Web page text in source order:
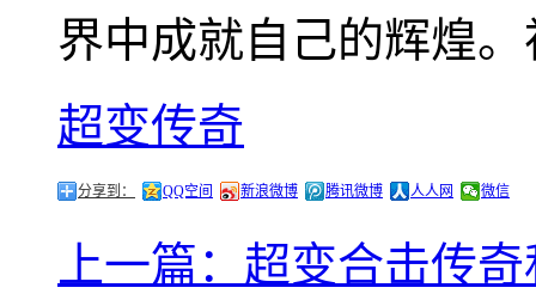
界中成就自己的辉煌
超变传奇
分享到： QQ空间 新浪微博 腾讯微博 人人网 微信
上一篇：超变合击传